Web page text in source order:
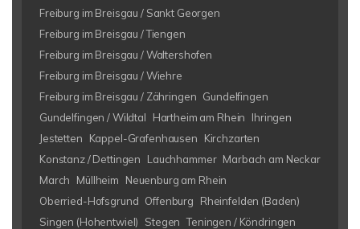
Freiburg im Breisgau / Sankt Georgen
Freiburg im Breisgau / Tiengen
Freiburg im Breisgau / Waltershofen
Freiburg im Breisgau / Wiehre
Freiburg im Breisgau / Zähringen Gundelfingen
Gundelfingen / Wildtal
Hartheim am Rhein
Ihringen
Jestetten
Kappel-Grafenhausen
Kirchzarten
Konstanz / Dettingen
Lauchhammer Marbach am Neckar
March
Müllheim
Neuenburg am Rhein
Oberried-Hofsgrund Offenburg
Rheinfelden (Baden)
Singen (Hohentwiel)
Stegen Teningen / Köndringen